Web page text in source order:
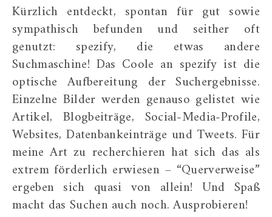
Kürzlich entdeckt, spontan für gut sowie
sympathisch befunden und seither oft
genutzt: spezify, die etwas andere
Suchmaschine! Das Coole an spezify ist die
optische Aufbereitung der Suchergebnisse.
Einzelne Bilder werden genauso gelistet wie
Artikel, Blogbeiträge, Social-Media-Profile,
Websites, Datenbankeinträge und Tweets. Für
meine Art zu recherchieren hat sich das als
extrem förderlich erwiesen – “Querverweise”
ergeben sich quasi von allein! Und Spaß
macht das Suchen auch noch. Ausprobieren!